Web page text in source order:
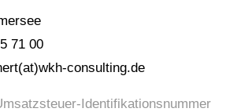
71 00
consulting.de
Identifikationsnummer